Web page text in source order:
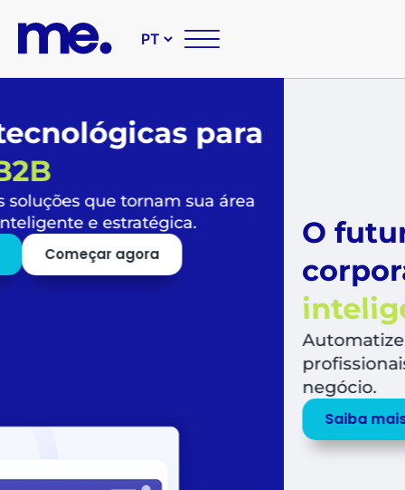
O futuro das suas
corporativas é
simples,
inteligente e sustentável
Automatize todo o fluxo de compras,
profissionais para o que mais agrega valor